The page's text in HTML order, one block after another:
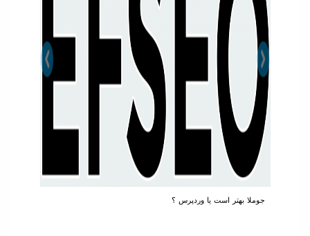
جوملا بهتر است یا وردپرس ؟